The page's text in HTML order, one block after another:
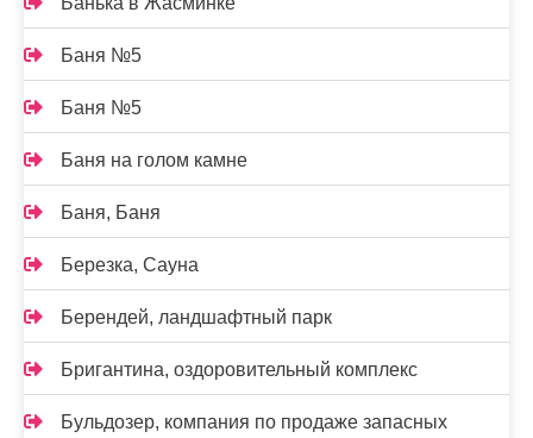
Баня №5
Баня №5
Баня на голом камне
Баня, Баня
Березка, Сауна
Берендей, ландшафтный парк
Бригантина, оздоровительный комплекс
Бульдозер, компания по продаже запасных